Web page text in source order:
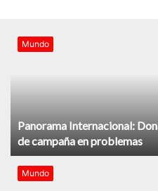
Mundo
Panorama Internacional:
de campaña en problemas
Mundo